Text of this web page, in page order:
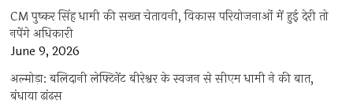
CM पुष्कर सिंह धामी की सख्त चेतावनी, विकास परियोजनाओं में हुई देरी तो
नपेंगे अधिकारी
June 9, 2026
अल्मोड़ा: बलिदानी लेफ्टिनेंट बीरेश्वर के स्वजन से सीएम धामी ने की बात,
बंधाया ढांढस